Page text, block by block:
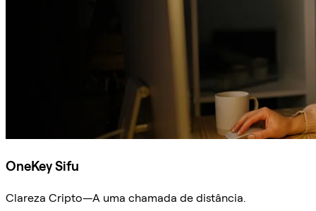
OneKey Sifu
Clareza Cripto—A uma chamada de distância.